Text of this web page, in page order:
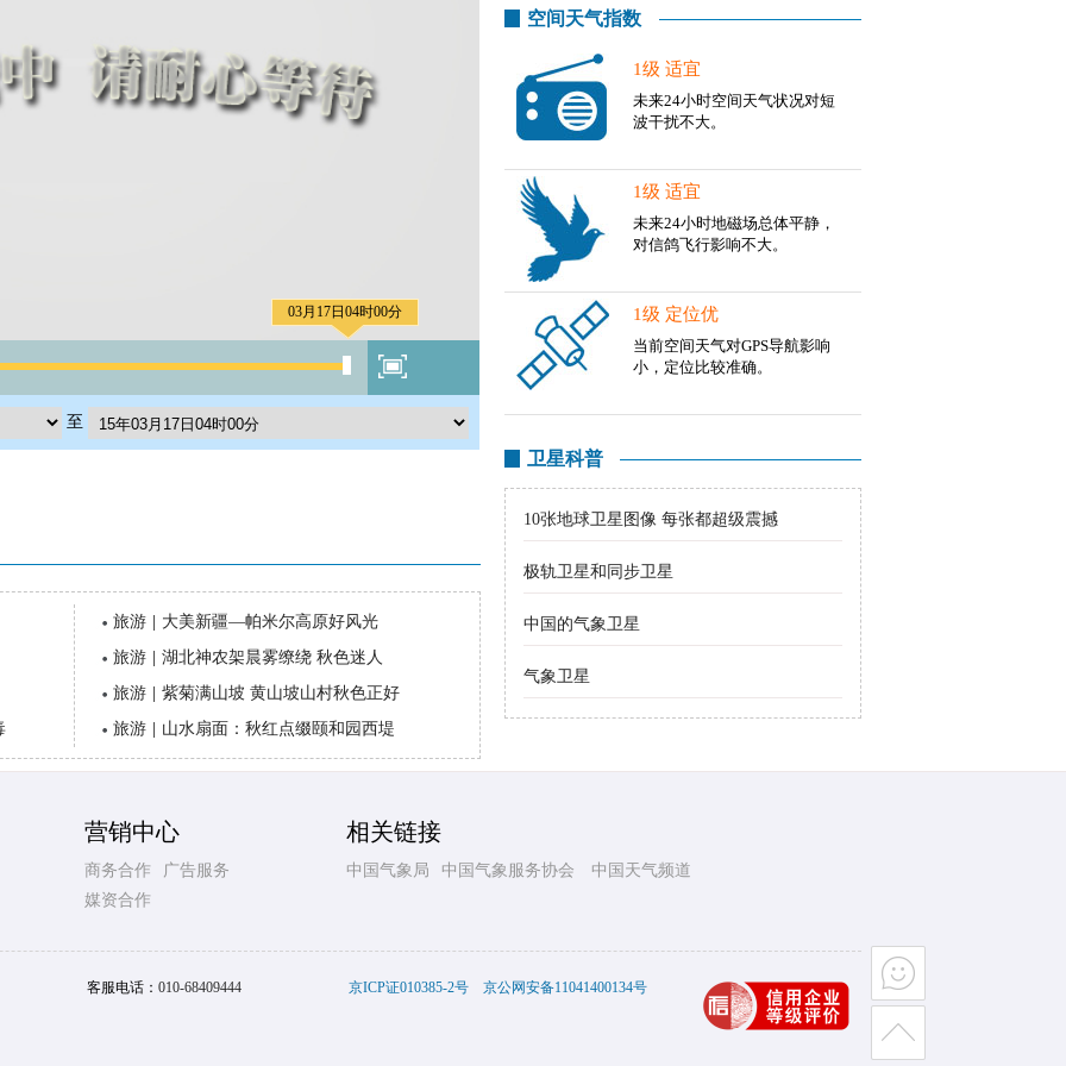
旅游
大美新疆—帕米尔高原好风光
旅游
湖北神农架晨雾缭绕 秋色迷人
旅游
紫菊满山坡 黄山坡山村秋色正好
旅游
山水扇面：秋红点缀颐和园西堤
空间天气指数
1级 适宜
未来24小时空间天气状况对短
波干扰不大。
1级 适宜
未来24小时地磁场总体平静，
对信鸽飞行影响不大。
1级 定位优
当前空间天气对GPS导航影响
小，定位比较准确。
卫星科普
10张地球卫星图像 每张都超级震撼
极轨卫星和同步卫星
中国的气象卫星
气象卫星
营销中心
商务合作
广告服务
媒资合作
相关链接
中国气象局 中国气象服务协会 中国天气频道
客服电话： 010-68409444 京ICP证010385-2号 京公网安备11041400134号
03月17日04时00分
至